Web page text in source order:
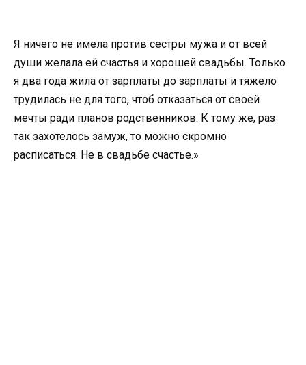
Я ничего не имела против сестры мужа и от всей
души желала ей счастья и хорошей свадьбы. Только
я два года жила от зарплаты до зарплаты и тяжело
трудилась не для того, чтоб отказаться от своей
мечты ради планов родственников. К тому же, раз
так захотелось замуж, то можно скромно
расписаться. Не в свадьбе счастье.»